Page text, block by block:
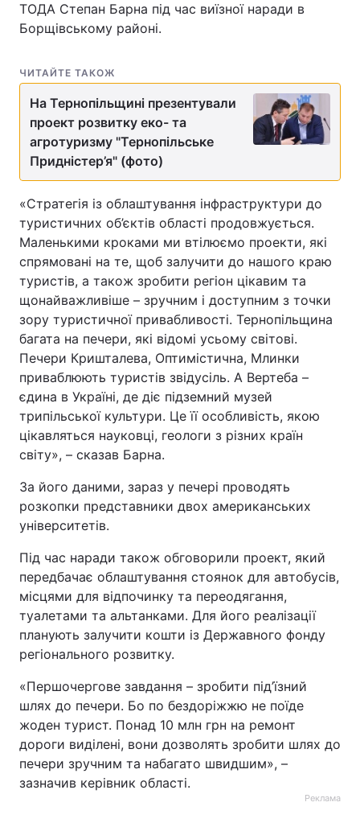
ТОДА Степан Барна під час виїзної наради в
Борщівському районі.
ЧИТАЙТЕ ТАКОЖ
На Тернопільщині презентували
проект розвитку еко- та
агротуризму "Тернопільське
Придністер’я" (фото)
«Стратегія із облаштування інфраструктури до
туристичних об’єктів області продовжується.
Маленькими кроками ми втілюємо проекти, які
спрямовані на те, щоб залучити до нашого краю
туристів, а також зробити регіон цікавим та
щонайважливіше – зручним і доступним з точки
зору туристичної привабливості. Тернопільщина
багата на печери, які відомі усьому світові.
Печери Кришталева, Оптимістична, Млинки
приваблюють туристів звідусіль. А Вертеба –
єдина в Україні, де діє підземний музей
трипільської культури. Це її особливість, якою
цікавляться науковці, геологи з різних країн
світу», – сказав Барна.
За його даними, зараз у печері проводять
розкопки представники двох американських
університетів.
Під час наради також обговорили проект, який
передбачає облаштування стоянок для автобусів,
місцями для відпочинку та переодягання,
туалетами та альтанками. Для його реалізації
планують залучити кошти із Державного фонду
регіонального розвитку.
«Першочергове завдання – зробити під’їзний
шлях до печери. Бо по бездоріжжю не поїде
жоден турист. Понад 10 млн грн на ремонт
дороги виділені, вони дозволять зробити шлях до
печери зручним та набагато швидшим», –
зазначив керівник області.
Реклама